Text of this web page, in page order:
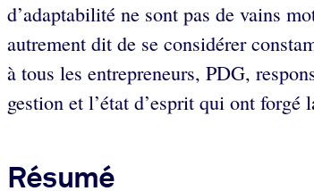
d’adaptabilité ne sont pas de vains
autrement dit de se considérer
à tous les entrepreneurs, PDG,
gestion et l’état d’esprit qui ont forgé
Résumé